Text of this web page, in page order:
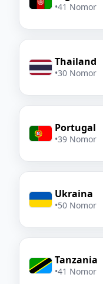
•41 Nomor
Thailand
•30 Nomor
Portugal
•39 Nomor
Ukraina
•50 Nomor
Tanzania
•41 Nomor